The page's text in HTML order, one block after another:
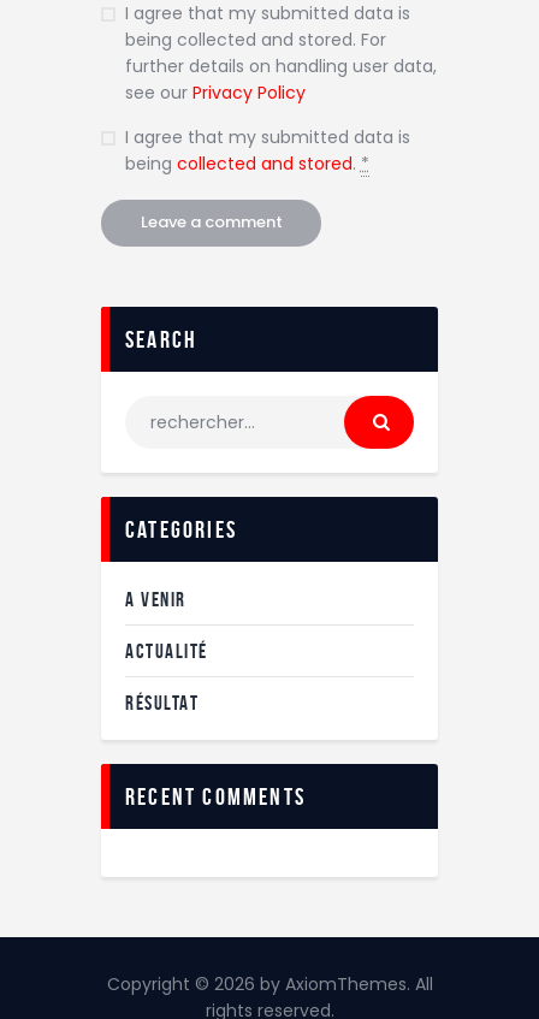
I agree that my submitted data is
being collected and stored. For
further details on handling user data,
see our Privacy Policy
I agree that my submitted data is
being collected and stored.*
search
categories
A VENIR
ACTUALITÉ
RÉSULTAT
recent comments
Copyright © 2026 by AxiomThemes. All
rights reserved.